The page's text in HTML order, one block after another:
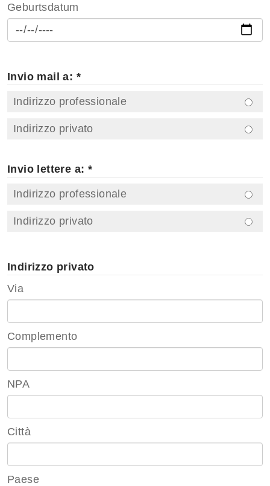
Geburtsdatum
Invio mail a: *
Indirizzo professionale
Indirizzo privato
Invio lettere a: *
Indirizzo professionale
Indirizzo privato
Indirizzo privato
Via
Complemento
NPA
Città
Paese